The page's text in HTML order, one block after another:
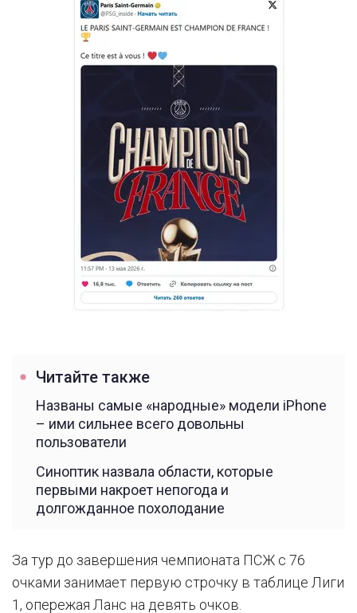
Читайте также
Названы самые «народные» модели iPhone
– ими сильнее всего довольны
пользователи
Синоптик назвала области, которые
первыми накроет непогода и
долгожданное похолодание
За тур до завершения чемпионата ПСЖ с 76
очками занимает первую строчку в таблице Лиги
1, опережая Ланс на девять очков.